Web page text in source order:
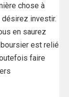
chose à
investir.
en saurez
est relié
faire